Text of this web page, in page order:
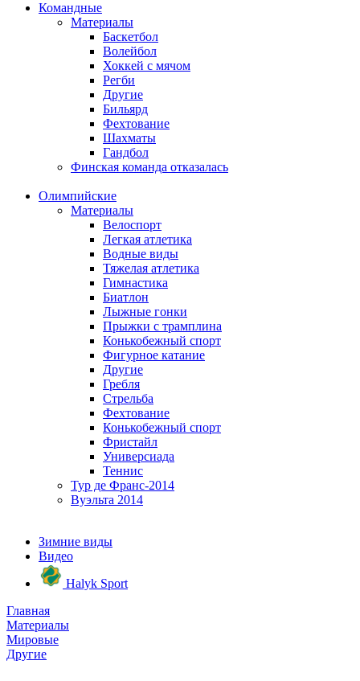
Командные
Материалы
Баскетбол
Волейбол
Хоккей с мячом
Регби
Другие
Бильярд
Фехтование
Шахматы
Гандбол
Финская команда отказалась
Олимпийские
Материалы
Велоспорт
Легкая атлетика
Водные виды
Тяжелая атлетика
Гимнастика
Биатлон
Лыжные гонки
Прыжки с трамплина
Конькобежный спорт
Фигурное катание
Другие
Гребля
Стрельба
Фехтование
Конькобежный спорт
Фристайл
Универсиада
Теннис
Тур де Франс-2014
Вуэльта 2014
Зимние виды
Видео
Halyk Sport
Главная
Материалы
Мировые
Другие